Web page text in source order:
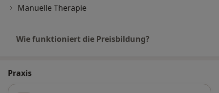
Manuelle Therapie
Wie funktioniert die Preisbildung?
Praxis